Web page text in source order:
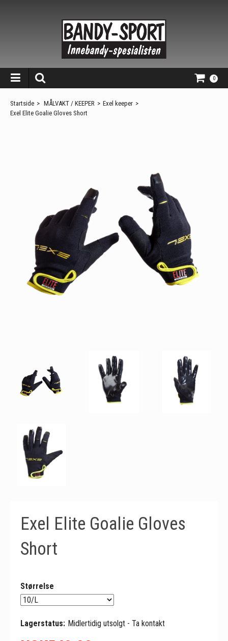
0
Startside > MÅLVAKT / KEEPER > Exel keeper >
Exel Elite Goalie Gloves Short
Exel Elite Goalie Gloves
Short
Størrelse
Lagerstatus: Midlertidig utsolgt - Ta kontakt